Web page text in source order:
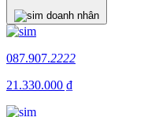
087.907.2222
21.330.000 ₫